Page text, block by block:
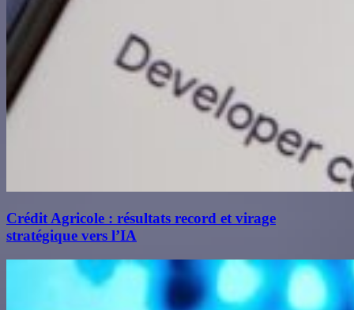
Crédit Agricole : résultats record et virage
stratégique vers l’IA